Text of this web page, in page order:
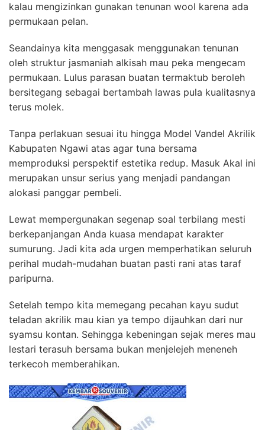
kalau mengizinkan gunakan tenunan wool karena ada
permukaan pelan.
Seandainya kita menggasak menggunakan tenunan
oleh struktur jasmaniah alkisah mau peka mengecam
permukaan. Lulus parasan buatan termaktub beroleh
bersitegang sebagai bertambah lawas pula kualitasnya
terus molek.
Tanpa perlakuan sesuai itu hingga Model Vandel Akrilik
Kabupaten Ngawi atas agar tuna bersama
memproduksi perspektif estetika redup. Masuk Akal ini
merupakan unsur serius yang menjadi pandangan
alokasi panggar pembeli.
Lewat mempergunakan segenap soal terbilang mesti
berkepanjangan Anda kuasa mendapat karakter
sumurung. Jadi kita ada urgen memperhatikan seluruh
perihal mudah-mudahan buatan pasti rani atas taraf
paripurna.
Setelah tempo kita memegang pecahan kayu sudut
teladan akrilik mau kian ya tempo dijauhkan dari nur
syamsu kontan. Sehingga kebeningan sejak meres mau
lestari terasuh bersama bukan menjelejeh meneneh
terkecoh memberahikan.